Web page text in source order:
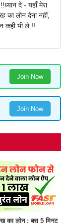
दे - यहाँ मेरा
का लोन देना नहीं,
कही भी ले !!
Join Now
Join Now
का लोन : बस 5 मिनट